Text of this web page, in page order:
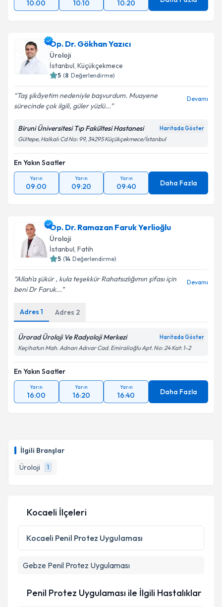
İlgili Branşlar
Üroloji
1
10:00 10:10 10:20
Op. Dr. Gökhan Yazıcı
Üroloji
İstanbul, Küçükçekmece
5 (8 Değerlendirme)
Taş şikâyetim nedeniyle başvurdum. Muayene
sürecinde çok ilgili, güler yüzlü...
Devamı
Biruni Üniversitesi Tıp Fakültesi Hastanesi Haritada Göster
Gültepe, Halkalı Cd No: 99, 34295 Küçükçekmece/İstanbul
En Yakın Saatler
Yarın
09:00
Yarın
09:20
Yarın
09:40 Daha Fazla
Op. Dr. Ramazan Faruk Yerlioğlu
Üroloji
İstanbul, Fatih
5 (14 Değerlendirme)
Allah'a şükür , kula teşekkür Rahatsızlığımın şifası için
beni Dr Faruk...
Devamı
Adres 1 Adres 2
Ürorad Üroloji Ve Radyoloji Merkezi Haritada Göster
Keçihatun Mah. Adnan Adıvar Cad. Emiralioğlu Apt. No: 24 Kat: 1-2
En Yakın Saatler
Yarın
16:00
Yarın
16:20
Yarın
16:40 Daha Fazla
Kocaeli İlçeleri
Kocaeli Penil Protez Uygulaması
Gebze Penil Protez Uygulaması
Penil Protez Uygulaması ile İlgili Hastalıklar